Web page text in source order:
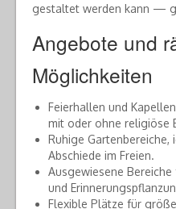
gestaltet werden kann —
Angebote und
Möglichkeiten
Feierhallen und
mit oder ohne religiöse
Ruhige Gartenbereiche,
Abschiede im Freien.
Ausgewiesene
und
Flexible Plätze für